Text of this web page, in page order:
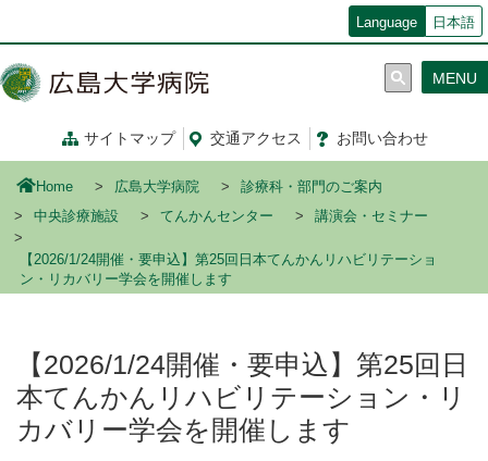
コ
ン
移
動
Language 日本語
サイトマップ 交通アクセス お問い合わせ
MENU
Home 広島大学病院
診療科・部門のご案内
中央診療施設
てんかんセンター 講演会・セミナー
【2026/1/24開催・要申込】第25回日本てんかんリハビリテーショ
ン・リカバリー学会を開催します
【2026/1/24開催・要申込】第25回日
本てんかんリハビリテーション・リ
カバリー学会を開催します